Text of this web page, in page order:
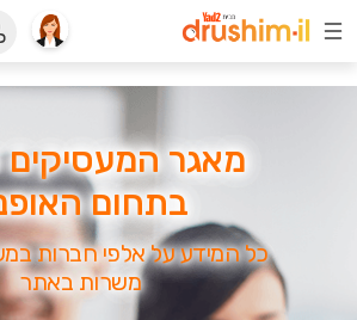
מאגר המעסיקים
בתחום
כל המידע על אלפי חברות
משרות באתר